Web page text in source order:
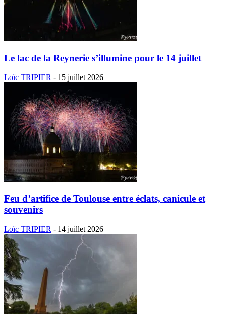
Le lac de la Reynerie s’illumine pour le 14 juillet
Loïc TRIPIER - 15 juillet 2026
Feu d’artifice de Toulouse entre éclats, canicule et
souvenirs
Loïc TRIPIER - 14 juillet 2026